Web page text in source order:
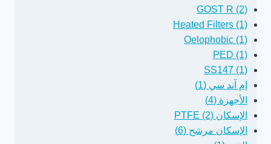
GOST R (2)
Heated Filters (1)
Oelophobic (1)
PED (1)
SS147 (1)
إم آند سي (1)
الأجهزة (4)
الإسكان PTFE (2)
الإسكان مرشح (6)